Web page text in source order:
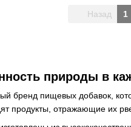
природы в
бренд пищевых добавок,
продукты, отражающие их
Назад 1